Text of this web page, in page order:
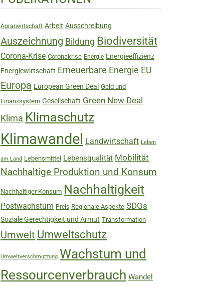
Sidebar
Agrarwirtschaft Arbeit Ausschreibung
Auszeichnung Bildung Biodiversität
Corona-Krise Coronakrise Energie Energieeffizienz
Energiewirtschaft Erneuerbare Energie EU
Europa European Green Deal Geld und
Finanzsystem Gesellschaft Green New Deal
Klima Klimaschutz
Klimawandel Landwirtschaft Leben
am Land Lebensmittel Lebensqualität Mobilität
Nachhaltige Produktion und Konsum
Nachhaltiger Konsum Nachhaltigkeit
Postwachstum Preis Regionale Aspekte SDGs
Soziale Gerechtigkeit und Armut Transformation
Umwelt Umweltschutz
Umweltverschmutzung Wachstum und
Ressourcenverbrauch Wandel